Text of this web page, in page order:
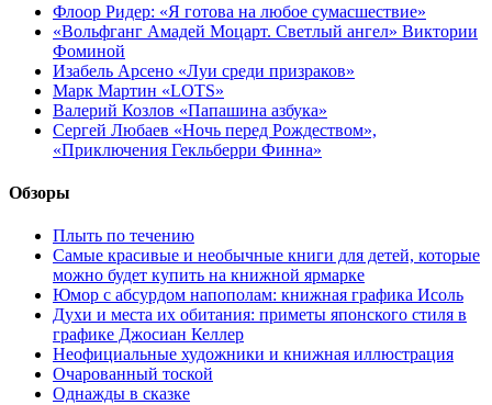
Флоор Ридер: «Я готова на любое сумасшествие»
«Вольфганг Амадей Моцарт. Светлый ангел» Виктории
Фоминой
Изабель Арсено «Луи среди призраков»
Марк Мартин «LOTS»
Валерий Козлов «Папашина азбука»
Сергей Любаев «Ночь перед Рождеством»,
«Приключения Гекльберри Финна»
Обзоры
Плыть по течению
Самые красивые и необычные книги для детей, которые
можно будет купить на книжной ярмарке
Юмор с абсурдом напополам: книжная графика Исоль
Духи и места их обитания: приметы японского стиля в
графике Джосиан Келлер
Неофициальные художники и книжная иллюстрация
Очарованный тоской
Однажды в сказке